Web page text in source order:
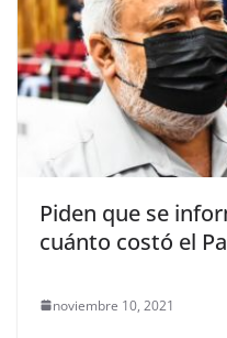
Piden que se
cuánto costó el
noviembre 10, 2021